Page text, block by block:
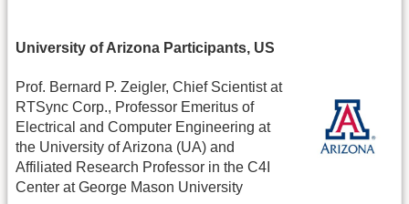
University of Arizona Participants, US
Prof. Bernard P. Zeigler, Chief Scientist at
RTSync Corp., Professor Emeritus of
Electrical and Computer Engineering at
the University of Arizona (UA) and
Affiliated Research Professor in the C4I
Center at George Mason University